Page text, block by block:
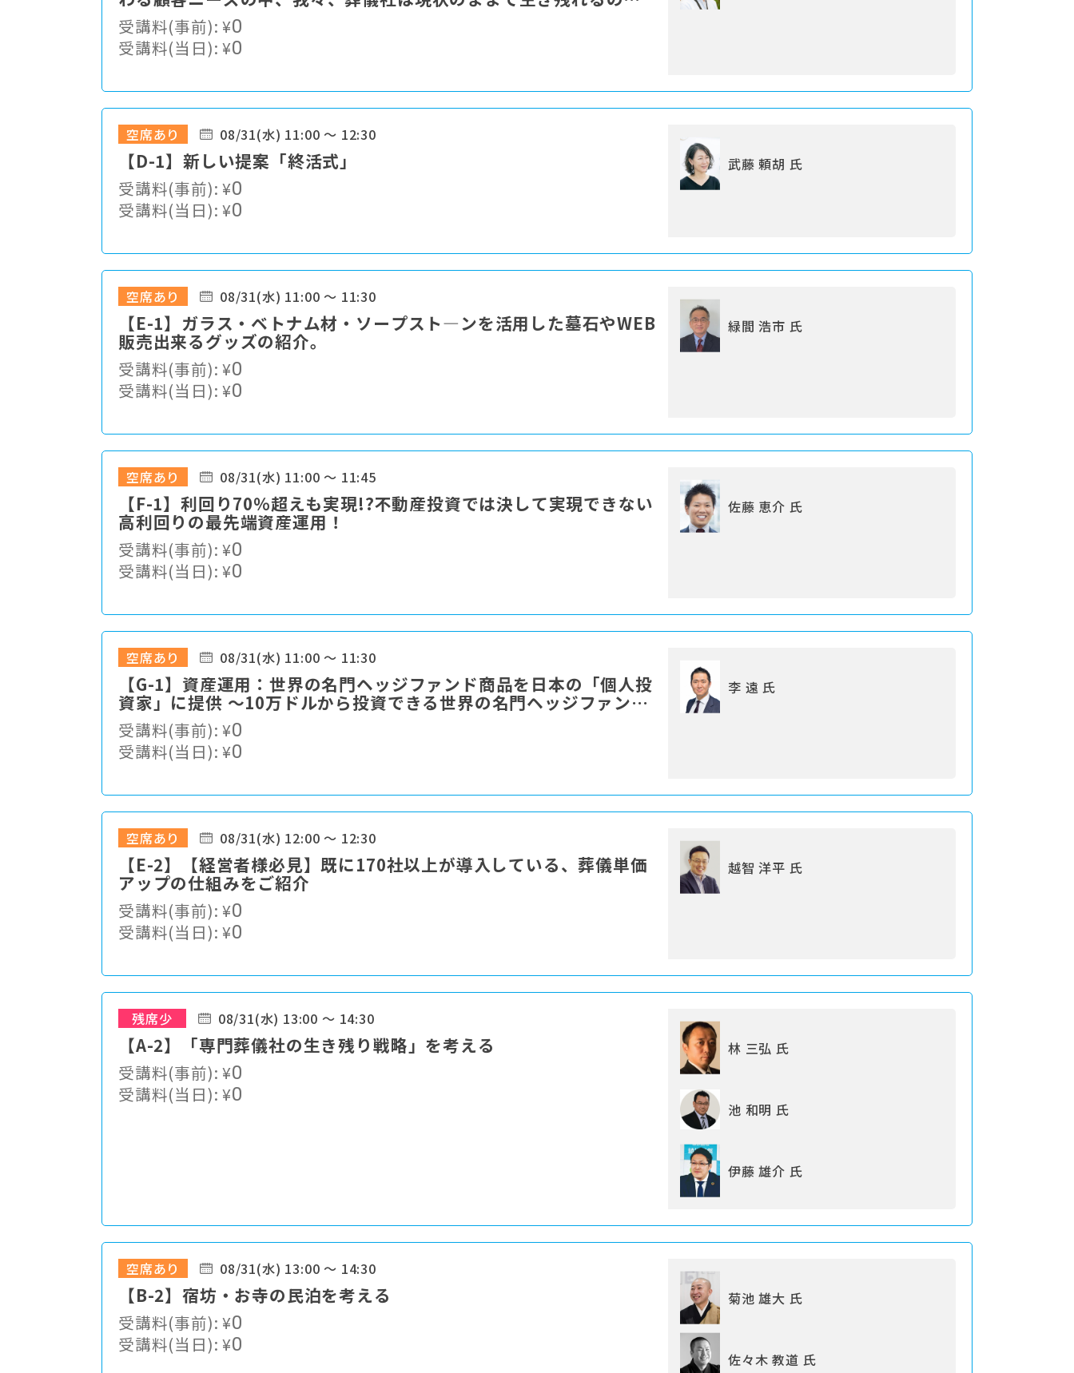
か・・・
受講料(事前):¥0
受講料(当日):¥0
空席あり 08/31(水) 11:00 ～ 12:30
【D-1】新しい提案「終活式」
受講料(事前):¥0
受講料(当日):¥0
武藤 頼胡 氏
空席あり 08/31(水) 11:00 ～ 11:30
【E-1】ガラス・ベトナム材・ソープスト―ンを活用した墓石やWEB
販売出来るグッズの紹介。
受講料(事前):¥0
受講料(当日):¥0
緑間 浩市 氏
空席あり 08/31(水) 11:00 ～ 11:45
【F-1】利回り70％超えも実現!?不動産投資では決して実現できない
高利回りの最先端資産運用！
受講料(事前):¥0
受講料(当日):¥0
佐藤 恵介 氏
空席あり 08/31(水) 11:00 ～ 11:30
【G-1】資産運用：世界の名門ヘッジファンド商品を日本の「個人投
資家」に提供 ～10万ドルから投資できる世界の名門ヘッジファンド
とは～
受講料(事前):¥0
受講料(当日):¥0
李 遠 氏
空席あり 08/31(水) 12:00 ～ 12:30
【E-2】【経営者様必見】既に170社以上が導入している、葬儀単価
アップの仕組みをご紹介
受講料(事前):¥0
受講料(当日):¥0
越智 洋平 氏
残席少 08/31(水) 13:00 ～ 14:30
【A-2】「専門葬儀社の生き残り戦略」を考える
受講料(事前):¥0
受講料(当日):¥0
林 三弘 氏
池 和明 氏
伊藤 雄介 氏
空席あり 08/31(水) 13:00 ～ 14:30
【B-2】宿坊・お寺の民泊を考える
受講料(事前):¥0
受講料(当日):¥0
菊池 雄大 氏
佐々木 教道 氏